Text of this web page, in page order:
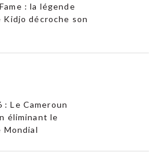
: la légende
décroche son
: Le Cameroun
éliminant le
Mondial